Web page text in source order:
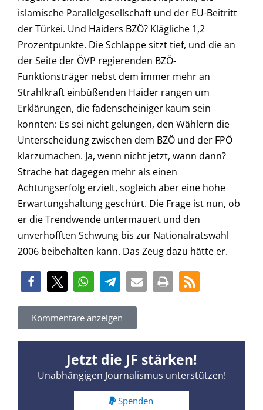
islamische Parallelgesellschaft und der EU-Beitritt
der Türkei. Und Haiders BZÖ? Klägliche 1,2
Prozentpunkte. Die Schlappe sitzt tief, und die an
der Seite der ÖVP regierenden BZÖ-
Funktionsträger nebst dem immer mehr an
Strahlkraft einbüßenden Haider rangen um
Erklärungen, die fadenscheiniger kaum sein
konnten: Es sei nicht gelungen, den Wählern die
Unterscheidung zwischen dem BZÖ und der FPÖ
klarzumachen. Ja, wenn nicht jetzt, wann dann?
Strache hat dagegen mehr als einen
Achtungserfolg erzielt, sogleich aber eine hohe
Erwartungshaltung geschürt. Die Frage ist nun, ob
er die Trendwende untermauert und den
unverhofften Schwung bis zur Nationalratswahl
2006 beibehalten kann. Das Zeug dazu hätte er.
Kommentare anzeigen
Jetzt die JF stärken!
Unabhängigen Journalismus unterstützen!
Spenden